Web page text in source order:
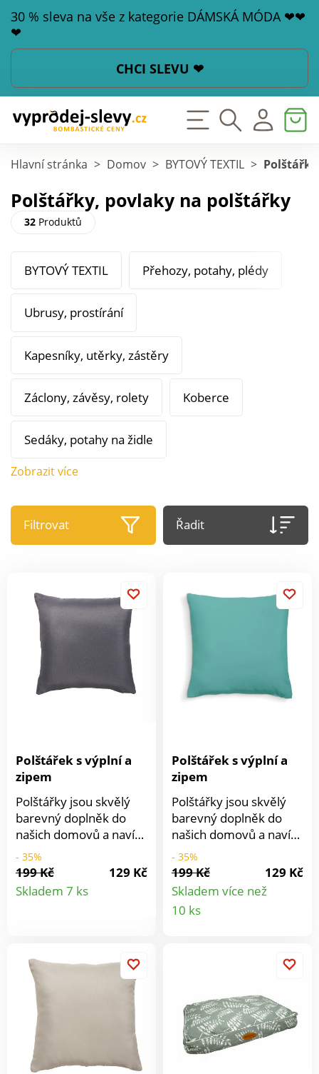
30 % sleva na vše z kategorie DÁMSKÁ MÓDA ❤❤
❤
CHCI SLEVU ❤
Hlavní stránka > Domov > BYTOVÝ TEXTIL >
Polštářky, povlaky na polštářky
32Produktů
BYTOVÝ TEXTIL Přehozy, potahy, plédy
Ubrusy, prostírání
Kapesníky, utěrky, zástěry
Záclony, závěsy, rolety Koberce
Sedáky, potahy na židle
Zobrazit více
Filtrovat Řadit
Polštářek s výplní a
zipem
Polštářky jsou skvělý
barevný doplněk do
našich domovů a navíc
jich není nikdy dost.
Báječně se s nimi
odpočívá nebo spí.
Můžete v nich ležet u
víte, proč jsou polštářky
tolik důležité?Nabízíme
vám výběr ze 7
barev.Materiál: 100%
polyesterRozměry: 40
x 40 cmPotah na zipLze
prát i s výplní
- 35%
199 Kč
129 Kč
Skladem 7 ks
Detail
Polštářek s výplní a
zipem
Polštářky jsou skvělý
barevný doplněk do
našich domovů a navíc
jich není nikdy dost.
Báječně se s nimi
odpočívá nebo spí.
Můžete v nich ležet u
televize, číst si,
víte, proč jsou polštářky
vám výběr ze 7
barev.Materiál: 100%
polyesterRozměry: 40
x 40 cmPotah na zipLze
- 35%
199 Kč
129 Kč
Skladem více než
10 ks